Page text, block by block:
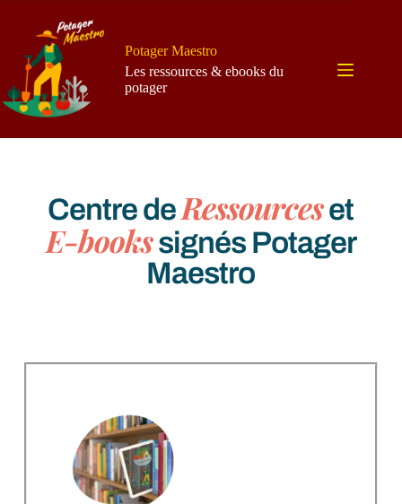
Potager Maestro
Les ressources & ebooks du
potager
Centre deRessourceset
E-bookssignés Potager
Maestro